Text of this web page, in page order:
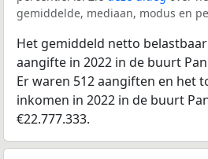
gemiddelde, mediaan, modus en
Het gemiddeld netto
aangifte in 2022 in de buurt
Er waren 512 aangiften en het
inkomen in 2022 in de buurt
€22.777.333.